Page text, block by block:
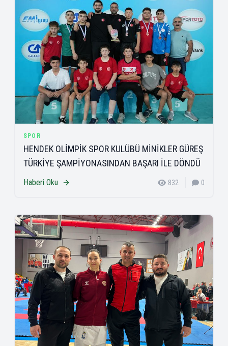
SPOR
HENDEK OLİMPİK SPOR KULÜBÜ MİNİKLER GÜREŞ
TÜRKİYE ŞAMPİYONASINDAN BAŞARI İLE DÖNDÜ
Haberi Oku 832 0